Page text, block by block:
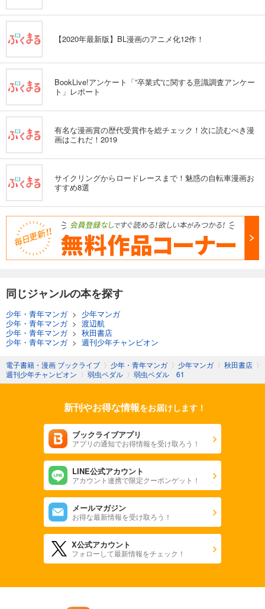
【2020年最新版】BL漫画のアニメ化12作！
BookLive!アンケート「”卒業式”に関する意識調査アンケー
ト」レポート
有名な漫画賞の歴代受賞作を総チェック！次に読むべき漫
画はこれだ！2019
サイクリングからロードレースまで！魅惑の自転車漫画お
すすめ8選
同じジャンルの本を探す
少年・青年マンガ> 少年マンガ
少年・青年マンガ> 渡辺航
少年・青年マンガ> 秋田書店
少年・青年マンガ> 週刊少年チャンピオン
電子書籍・漫画 ブックライブ 〉 少年・青年マンガ 〉 少年マンガ 〉 秋田書店 〉
週刊少年チャンピオン 〉 弱虫ペダル 〉 弱虫ペダル 61
新刊やお得な情報をお届けします！
ブックライブアプリ
アプリの通知でお得情報を受け取ろう！
LINE公式アカウント
アカウント連携で限定クーポンゲット！
メールマガジン
お得な最新情報を受け取ろう！
X公式アカウント
フォローして最新情報をチェック！